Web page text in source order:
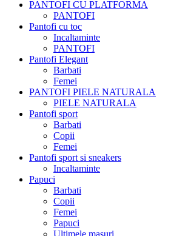
PANTOFI CU PLATFORMA
PANTOFI
Pantofi cu toc
Incaltaminte
PANTOFI
Pantofi Elegant
Barbati
Femei
PANTOFI PIELE NATURALA
PIELE NATURALA
Pantofi sport
Barbati
Copii
Femei
Pantofi sport si sneakers
Incaltaminte
Papuci
Barbati
Copii
Femei
Papuci
Ultimele masuri